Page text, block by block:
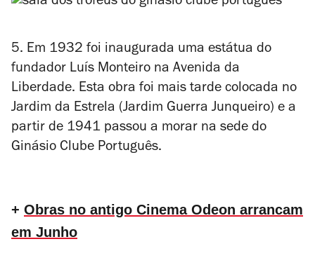
5. Em 1932 foi inaugurada uma estátua do
fundador Luís Monteiro na Avenida da
Liberdade. Esta obra foi mais tarde colocada no
Jardim da Estrela (Jardim Guerra Junqueiro) e a
partir de 1941 passou a morar na sede do
Ginásio Clube Português.
+ Obras no antigo Cinema Odeon arrancam
em Junho